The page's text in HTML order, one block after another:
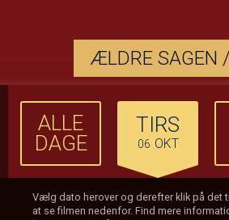
ÆLDRE SAGEN
ALLE
DAGE
TIRS
06 OKT
Vælg dato herover og derefter klik på det
at se filmen nedenfor. Find mere